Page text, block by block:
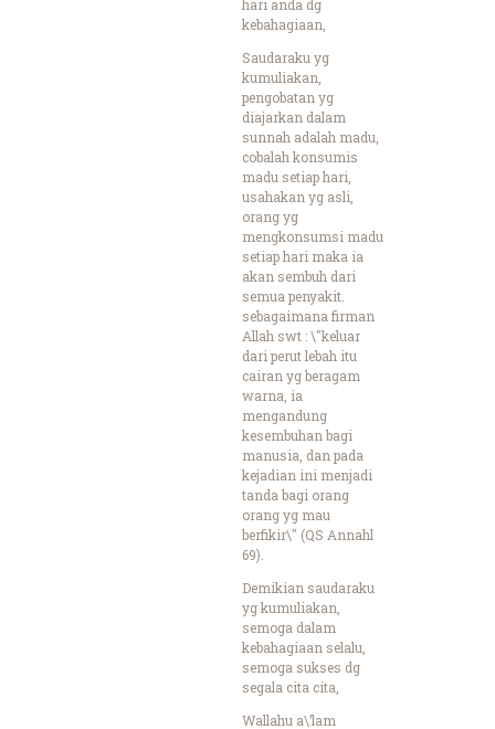
hari anda dg
kebahagiaan,
Saudaraku yg
kumuliakan,
pengobatan yg
diajarkan dalam
sunnah adalah madu,
cobalah konsumis
madu setiap hari,
usahakan yg asli,
orang yg
mengkonsumsi madu
setiap hari maka ia
akan sembuh dari
semua penyakit.
sebagaimana firman
Allah swt : \"keluar
dari perut lebah itu
cairan yg beragam
warna, ia
mengandung
kesembuhan bagi
manusia, dan pada
kejadian ini menjadi
tanda bagi orang
orang yg mau
berfikir\" (QS Annahl
69).
Demikian saudaraku
yg kumuliakan,
semoga dalam
kebahagiaan selalu,
semoga sukses dg
segala cita cita,
Wallahu a\’lam